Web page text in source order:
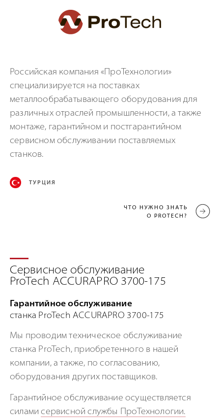
Российская компания «ПроТехнологии»
специализируется на поставках
металлообрабатывающего оборудования для
различных отраслей промышленности, а также
монтаже, гарантийном и постгарантийном
сервисном обслуживании поставляемых
станков.
ТУРЦИЯ
ЧТО НУЖНО ЗНАТЬ
О PROTECH?
Сервисное обслуживание
ProTech ACCURAPRO 3700-175
Гарантийное обслуживание
станка ProTech ACCURAPRO 3700-175
Мы проводим техническое обслуживание
станка ProTech, приобретенного в нашей
компании, а также, по согласованию,
оборудования других поставщиков.
Гарантийное обслуживание осуществляется
силамисервисной службы ПроТехнологии.